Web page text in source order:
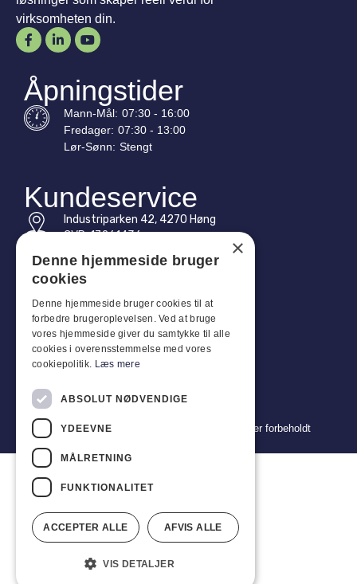
virksomheten din.
Åpningstider
Mann-Mål: 07:30 - 16:00
Fredager: 07:30 - 13:00
Lør-Sønn: Stengt
Kundeservice
Industriparken 42, 4270 Høng
CVR: 17261436
Tlf: +45 4396 4122
Quicklinks
Retningslinjer for personvern
Vilkår og betingelser for salg og levering
Copyright 2024 © Viggo Bendz. Alle rettigheter forbeholdt
×
Denne hjemmeside bruger
cookies
Denne hjemmeside bruger cookies til at
forbedre brugeroplevelsen. Ved at bruge
vores hjemmeside giver du samtykke til alle
cookies i overensstemmelse med vores
cookiepolitik. Læs mere
ABSOLUT NØDVENDIGE
YDEEVNE
MÅLRETNING
FUNKTIONALITET
ACCEPTER ALLE AFVIS ALLE
VIS DETALJER